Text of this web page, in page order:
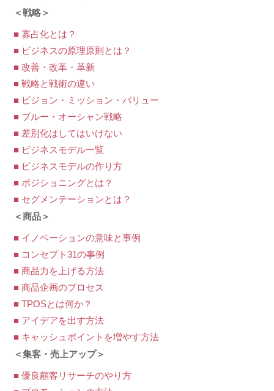
＜戦略＞
■ 寡占化とは？
■ ビジネスの原理原則とは？
■ 改善・改革・革新
■ 戦略と戦術の違い
■ ビジョン・ミッション・バリュー
■ ブルー・オーシャン戦略
■ 差別化はしてはいけない
■ ビジネスモデル一覧
■ ビジネスモデルの作り方
■ ポジショニングとは？
■ セグメンテーションとは？
＜商品＞
■ イノベーションの意味と事例
■ コンセプト31の事例
■ 商品力を上げる方法
■ 商品企画のプロセス
■ TPOSとは何か？
■ アイデアを出す方法
■ キャッシュポイントを増やす方法
＜集客・売上アップ＞
■ 優良顧客リサーチのやり方